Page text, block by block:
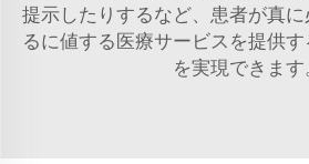
提示したりするなど、患者が真
るに値する医療サービスを提供
を実現できます